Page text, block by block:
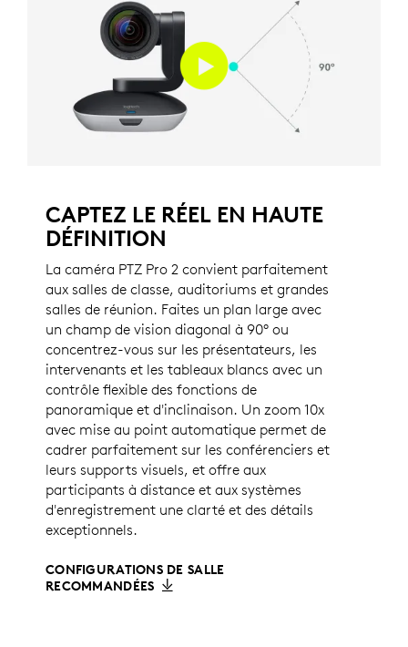
CAPTEZ LE RÉEL EN HAUTE
DÉFINITION
La caméra PTZ Pro 2 convient parfaitement
aux salles de classe, auditoriums et grandes
salles de réunion. Faites un plan large avec
un champ de vision diagonal à 90° ou
concentrez-vous sur les présentateurs, les
intervenants et les tableaux blancs avec un
contrôle flexible des fonctions de
panoramique et d'inclinaison. Un zoom 10x
avec mise au point automatique permet de
cadrer parfaitement sur les conférenciers et
leurs supports visuels, et offre aux
participants à distance et aux systèmes
d'enregistrement une clarté et des détails
exceptionnels.
CONFIGURATIONS DE SALLE
RECOMMANDÉES